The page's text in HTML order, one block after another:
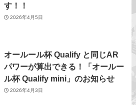
す！！
2026年4月5日
オールール杯 Qualify と同じAR
パワーが算出できる！「オールー
ル杯 Qualify mini」のお知らせ
2026年4月3日